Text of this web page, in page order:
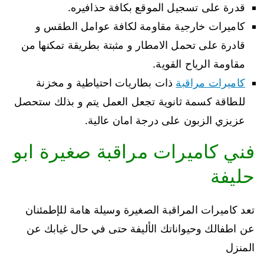
قدرة على تسجيل الموقع بكافة حذافيره.
كاميرات خارجية مقاومة لكافة عوامل الطقس و
قادرة على تحمل الامطار و مثبتة بطريقة تمكنها من
مقاومة الرياح القوية.
كاميرات مراقبة ذات بطاريات احتياطية و مخزنة
للطاقة كسمة ثانوية تجعل العمل يتم و بذلك ستحصل
عزيزي الزبون على درجة امان عالية.
فني كاميرات مراقبة صغيرة ابو
حليفة
تعد كاميرات المراقبة الصغيرة وسيلة هامة للإطمئنان
عن اطفالك وحيواناتك الأليفة حتى في حال غيابك عن
المنزل